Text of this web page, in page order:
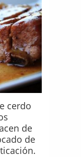
cerdo
de
de